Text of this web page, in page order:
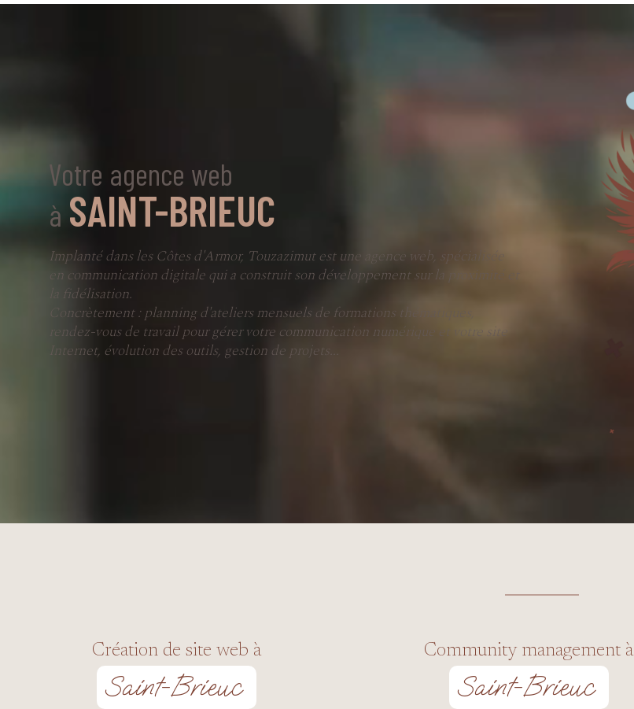
Votre agence web
à SAINT-BRIEUC
Implanté dans les Côtes d'Armor, Touzazimut est une agence web, spécialisée
en communication digitale qui a construit son développement sur la proximité et
la fidélisation.
Concrètement : planning d'ateliers mensuels de formations thématiques,
rendez-vous de travail pour gérer votre communication numérique et votre site
Internet, évolution des outils, gestion de projets...
Création de site web à
Saint-Brieuc
Community management à
Saint-Brieuc